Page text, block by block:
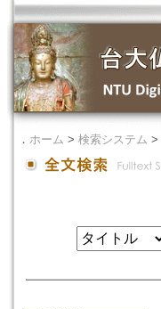
． ホーム > 検索システム >